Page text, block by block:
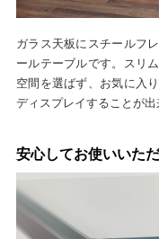
ガラス天板にスチールフ
ールテーブルです。スリ
空間を選ばず、お気に入
ディスプレイすることが出
安心してお使いいた